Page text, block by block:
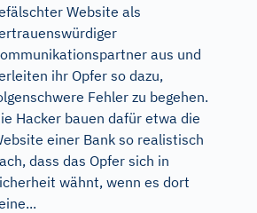
Website als
aus und
ihr Opfer so dazu,
Fehler zu begehen.
Hacker bauen dafür etwa die
einer Bank so realistisch
dass das Opfer sich in
wähnt, wenn es dort